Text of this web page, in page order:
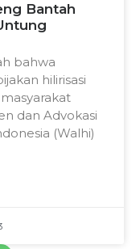
Bantah
bahwa
hilirisasi
dan Advokasi
(Walhi)